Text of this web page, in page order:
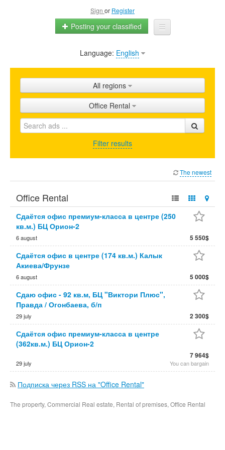
Sign or Register
Posting your classified
Home
Shops
Promotion
FAQ
Language: English
All regions
Office Rental
Filter results
The newest
Office Rental
Сдаётся офис премиум-класса в центре (250
кв.м.) БЦ Орион-2
6 august 5 550$
Сдаётся офис в центре (174 кв.м.) Калык
Акиева/Фрунзе
6 august 5 000$
Сдаю офис - 92 кв.м, БЦ "Виктори Плюс",
Правда / Огонбаева, б/п
29 july 2 300$
Сдаётся офис премиум-класса в центре
(362кв.м.) БЦ Орион-2
29 july
7 964$
You can bargain
Подписка через RSS на "Office Rental"
The property, Commercial Real estate, Rental of premises, Office Rental